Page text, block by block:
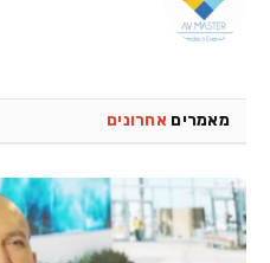
מאמרים אחרונים